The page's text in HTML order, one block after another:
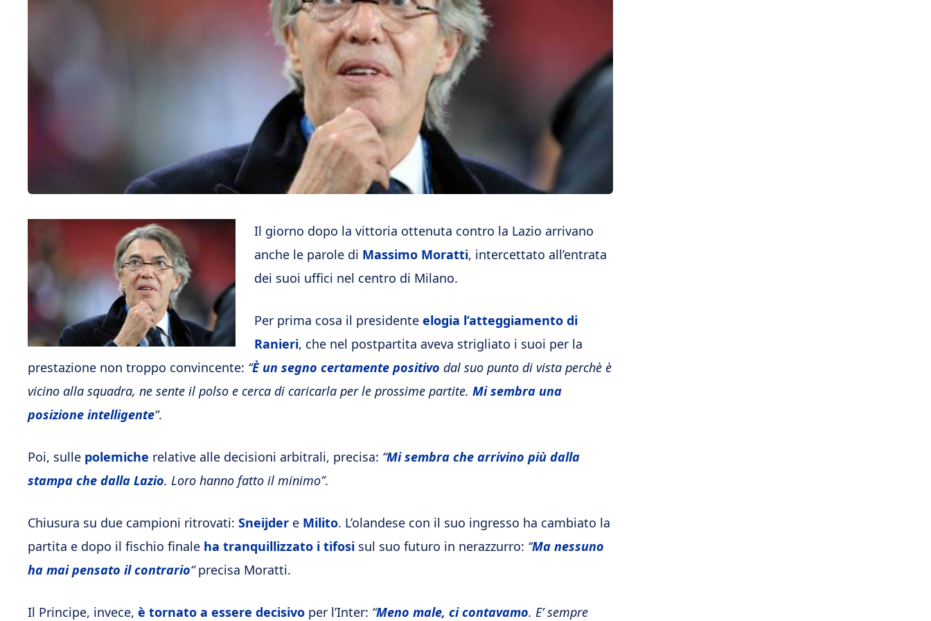
Il giorno dopo la vittoria ottenuta contro la Lazio arrivano
anche le parole di Massimo Moratti, intercettato all’entrata
dei suoi uffici nel centro di Milano.
Per prima cosa il presidente elogia l’atteggiamento di
Ranieri, che nel postpartita aveva strigliato i suoi per la
prestazione non troppo convincente: “È un segno certamente positivo dal suo punto di vista perchè è
vicino alla squadra, ne sente il polso e cerca di caricarla per le prossime partite. Mi sembra una
posizione intelligente“.
Poi, sulle polemiche relative alle decisioni arbitrali, precisa: “Mi sembra che arrivino più dalla
stampa che dalla Lazio. Loro hanno fatto il minimo”.
Chiusura su due campioni ritrovati: Sneijder e Milito. L’olandese con il suo ingresso ha cambiato la
partita e dopo il fischio finale ha tranquillizzato i tifosi sul suo futuro in nerazzurro: “Ma nessuno
ha mai pensato il contrario“precisa Moratti.
Il Principe, invece, è tornato a essere decisivo per l’Inter: “Meno male, ci contavamo. E’ sempre